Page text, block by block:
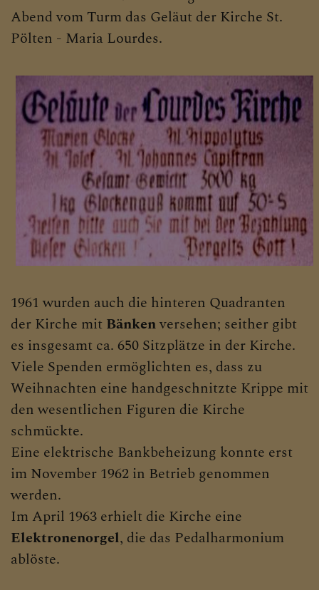
Abend vom Turm das Geläut der Kirche St.
Pölten - Maria Lourdes.
1961 wurden auch die hinteren Quadranten
der Kirche mit Bänkenversehen; seither gibt
es insgesamt ca. 650 Sitzplätze in der Kirche.
Viele Spenden ermöglichten es, dass zu
Weihnachten eine handgeschnitzte Krippe mit
den wesentlichen Figuren die Kirche
schmückte.
Eine elektrische Bankbeheizung konnte erst
im November 1962 in Betrieb genommen
werden.
Im April 1963 erhielt die Kirche eine
Elektronenorgel, die das Pedalharmonium
ablöste.